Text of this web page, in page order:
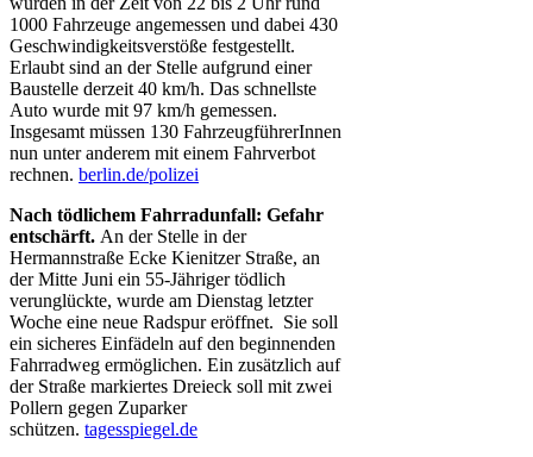
1000 Fahrzeuge angemessen und dabei 430
Geschwindigkeitsverstöße festgestellt.
Erlaubt sind an der Stelle aufgrund einer
Baustelle derzeit 40 km/h. Das schnellste
Auto wurde mit 97 km/h gemessen.
Insgesamt müssen 130 FahrzeugführerInnen
nun unter anderem mit einem Fahrverbot
rechnen. berlin.de/polizei
Nach tödlichem Fahrradunfall: Gefahr
entschärft. An der Stelle in der
Hermannstraße Ecke Kienitzer Straße, an
der Mitte Juni ein 55-Jähriger tödlich
verunglückte, wurde am Dienstag letzter
Woche eine neue Radspur eröffnet. Sie soll
ein sicheres Einfädeln auf den beginnenden
Fahrradweg ermöglichen. Ein zusätzlich auf
der Straße markiertes Dreieck soll mit zwei
Pollern gegen Zuparker
schützen. tagesspiegel.de